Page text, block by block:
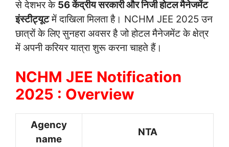
से देशभर के 56 केंद्रीय सरकारी और निजी होटल मैनेजमेंट
इंस्टीट्यूटमें दाखिला मिलता है। NCHM JEE 2025 उन
छात्रों के लिए सुनहरा अवसर है जो होटल मैनेजमेंट के क्षेत्र
में अपनी करियर यात्रा शुरू करना चाहते हैं।
NCHM JEE Notification
2025 : Overview
Agency
name
NTA